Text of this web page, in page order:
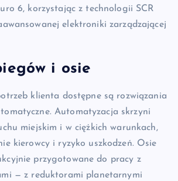
6, korzystając z technologii SCR
elektroniki zarządzającej
i osie
klienta dostępne są rozwiązania
Automatyzacja skrzyni
miejskim i w ciężkich warunkach,
kierowcy i ryzyko uszkodzeń. Osie
przygotowane do pracy z
— z reduktorami planetarnymi